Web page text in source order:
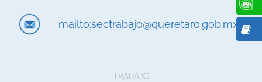
mailto:sectrabajo@queretaro.gob.mx
TRABAJO